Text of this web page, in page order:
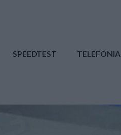
SPEEDTEST TELEFONIA